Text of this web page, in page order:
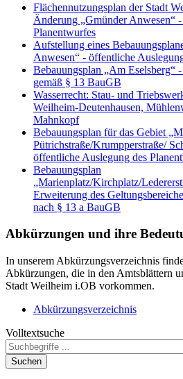
Flächennutzungsplan der Stadt
Änderung „Gmünder Anwesen“
Planentwurfes
Aufstellung eines
Anwesen“ - öffentliche
Bebauungsplan „Am Eselsberg“
gemäß § 13 BauGB
Wasserrecht: Stau- und
Weilheim-Deutenhausen,
Mahnkopf
Bebauungsplan für das Gebiet
Pütrichstraße/Krumpperstraße/
öffentliche Auslegung des
Bebauungsplan
„Marienplatz/Kirchplatz/
Erweiterung des
nach § 13 a BauGB
Abkürzungen und ihre
In unserem Abkürzungsverzeichnis
Abkürzungen, die in den Amtsblättern
Stadt Weilheim i.OB vorkommen.
Abkürzungsverzeichnis
Volltextsuche
Suchen